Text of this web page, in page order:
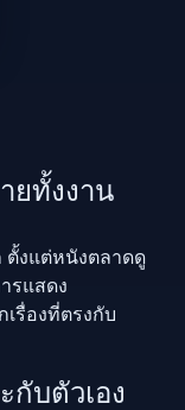
ยทั้งงาน
ตั้งแต่หนังตลาดดู
รแสดง
รื่องที่ตรงกับ
กับตัวเอง